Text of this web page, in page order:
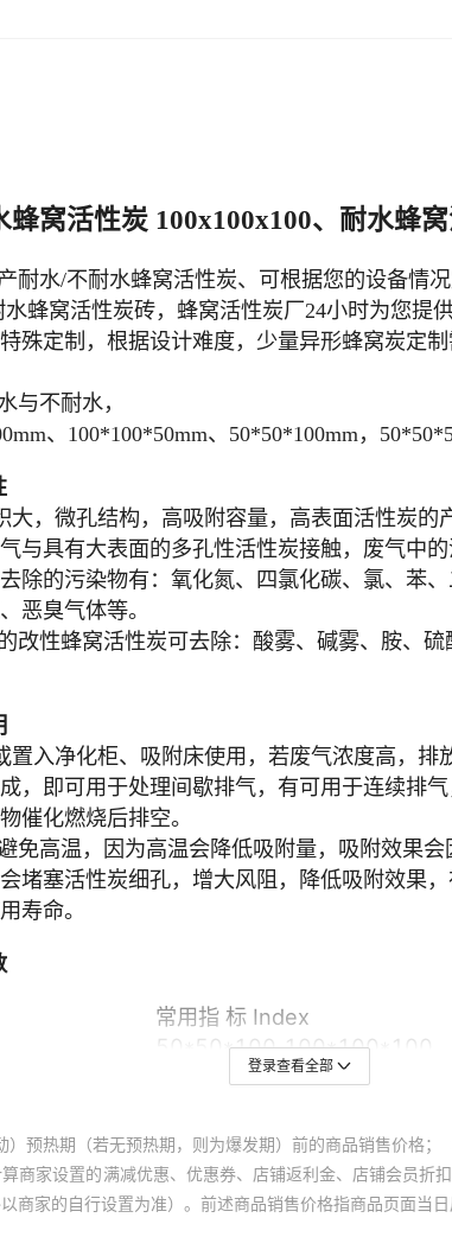
登录查看全部
）预热期（若无预热期，则为爆发期）前的商品销售价格
商家设置的满减优惠、优惠券、店铺返利金、店铺会员
家的自行设置为准）。前述商品销售价格指商品页面当